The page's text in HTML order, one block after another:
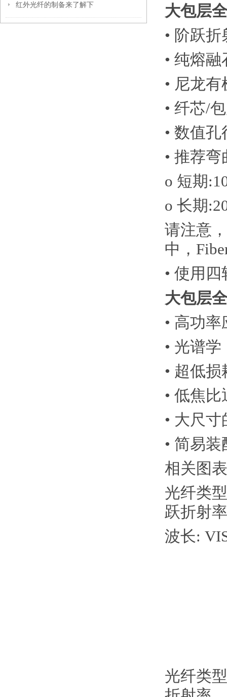
红外光纤的制备来了解下
大包层
• 阶跃
• 纯熔
• 尼龙
• 纤芯/
• 数值孔
• 推荐
o 短期
o 长期
请注意
中，
• 使用
大包层
• 高功率
• 光谱学
• 超低
• 低焦
• 大尺
• 简易装
相关图
光纤类
跃折射
波长:
光纤类